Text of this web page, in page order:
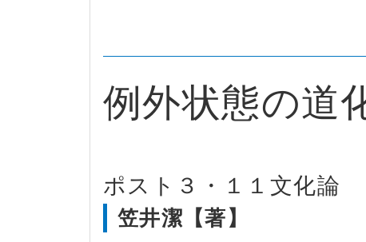
例外状態の道
ポスト３・１１文化論
笠井潔【著】